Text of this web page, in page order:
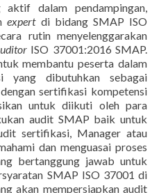
aktif dalam pendampingan,
expertdi bidang SMAP ISO
rutin menyelenggarakan
ISO 37001:2016 SMAP.
membantu peserta dalam
yang dibutuhkan sebagai
sertifikasi kompetensi
untuk diikuti oleh para
audit SMAP baik untuk
sertifikasi, Manager atau
dan menguasai proses
bertanggung jawab untuk
SMAP ISO 37001 di
akan mempersiapkan audit